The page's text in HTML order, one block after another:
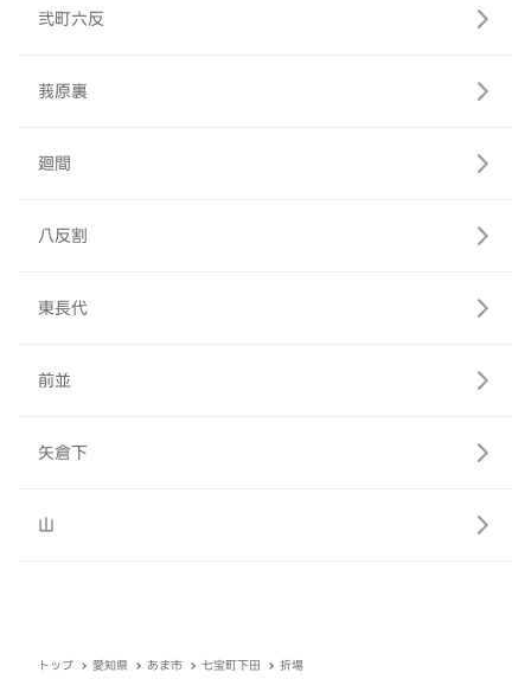
弐町六反
莪原裏
廻間
八反割
東長代
前並
矢倉下
山
トップ 愛知県 あま市 七宝町下田 折場